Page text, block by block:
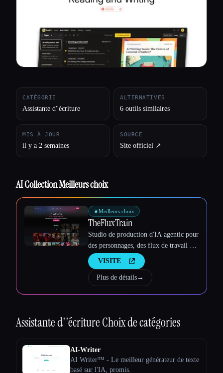
À propos
CATÉGORIE
Assistante d''écriture
ALTERNATIVES
6 outils similaires
MIS À JOUR
il y a 2 semaines
SOURCE
Site officiel ↗︎
AI Collection Meilleurs choix
★Meilleurs choix
TheFluxTrain
Studio de production d'IA agentic pour
des personnages, des flux de travail et
des vidéos cohérents
VISITE
Plus de détails→
Assistante d''écritureChoix de catégories
AI-Writer
AI Writer™ - Le meilleur générateur de texte
basé sur l'IA, promis.